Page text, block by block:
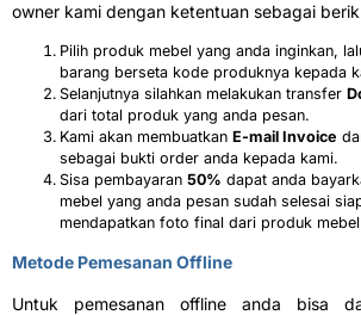
owner kami dengan ketentuan sebagai
Pilih produk mebel yang anda inginkan,
barang berseta kode produknya kepada
Selanjutnya silahkan melakukan transfer
dari total produk yang anda pesan.
Kami akan membuatkan E-mail Invoice
sebagai bukti order anda kepada kami.
Sisa pembayaran 50% dapat anda
mebel yang anda pesan sudah selesai
mendapatkan foto final dari produk
Metode Pemesanan Offline
Untuk pemesanan offline anda bisa